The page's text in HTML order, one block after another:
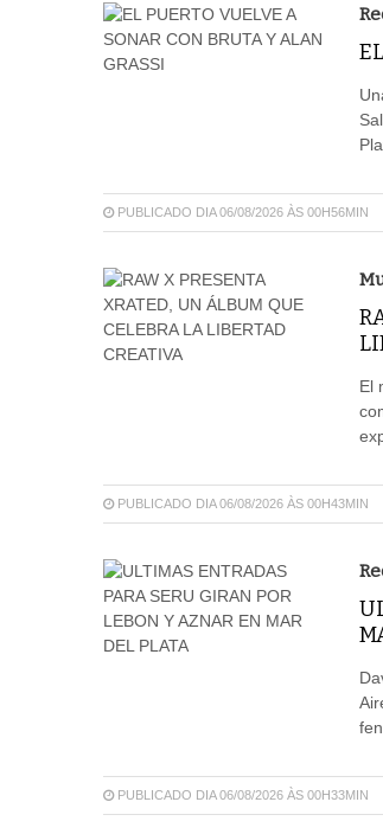
PUBLICADO DIA 06/08/2026 ÀS 00H56MIN
El
PUBLICADO DIA 06/08/2026 ÀS 00H43MIN
PUBLICADO DIA 06/08/2026 ÀS 00H33MIN